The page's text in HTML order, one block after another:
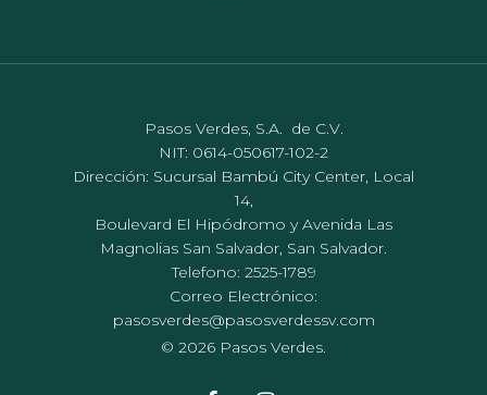
Pasos Verdes, S.A. de C.V.
NIT: 0614-050617-102-2
Dirección: Sucursal Bambú City Center, Local
14,
Boulevard El Hipódromo y Avenida Las
Magnolias San Salvador, San Salvador.
Telefono: 2525-1789
Correo Electrónico:
pasosverdes@pasosverdessv.com
© 2026 Pasos Verdes.